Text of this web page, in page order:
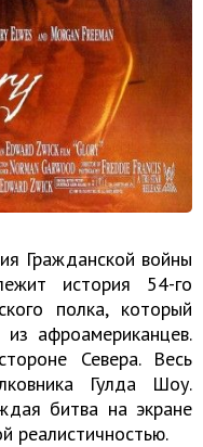
Гражданской войны
история 54-го
полка, который
афроамериканцев.
Севера. Весь
Гулда Шоу.
битва на экране
реалистичностью.